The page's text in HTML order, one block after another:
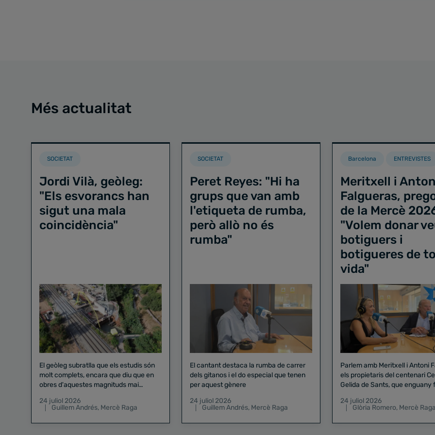
Més actualitat
SOCIETAT
Jordi Vilà, geòleg:
"Els esvorancs han
sigut una mala
coincidència"
El geòleg subratlla que els estudis són
molt complets, encara que diu que en
obres d'aquestes magnituds mai
24 juliol 2026
Guillem Andrés, Mercè Raga
SOCIETAT
Peret Reyes: "Hi ha
grups que van amb
l'etiqueta de rumba,
però allò no és
rumba"
El cantant destaca la rumba de carrer
dels gitanos i el do especial que tenen
per aquest gènere
24 juliol 2026
Guillem Andrés, Mercè Raga
Barcelona ENTREVISTES
Meritxell i
Falgueras,
de la Mercè
"Volem donar
botiguers i
botigueres de
vida"
Parlem amb Meritxell i Antoni
els propietaris del centenari Celler
Gelida de Sants, que enguany
24 juliol 2026
Glòria Romero, Mercè Raga